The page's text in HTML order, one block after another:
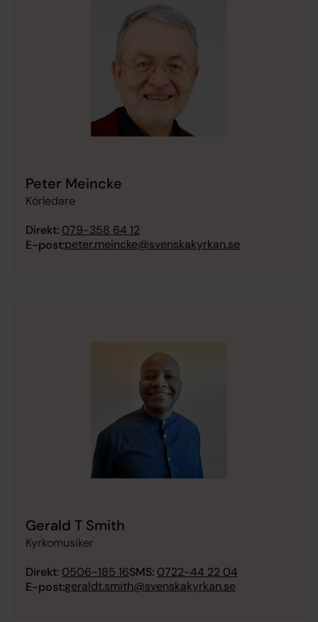
Peter Meincke
Körledare
Direkt: 079-358 64 12
E-post:peter.meincke@svenskakyrkan.se
Gerald T Smith
Kyrkomusiker
Direkt: 0506-185 16SMS: 0722-44 22 04
E-post:geraldt.smith@svenskakyrkan.se